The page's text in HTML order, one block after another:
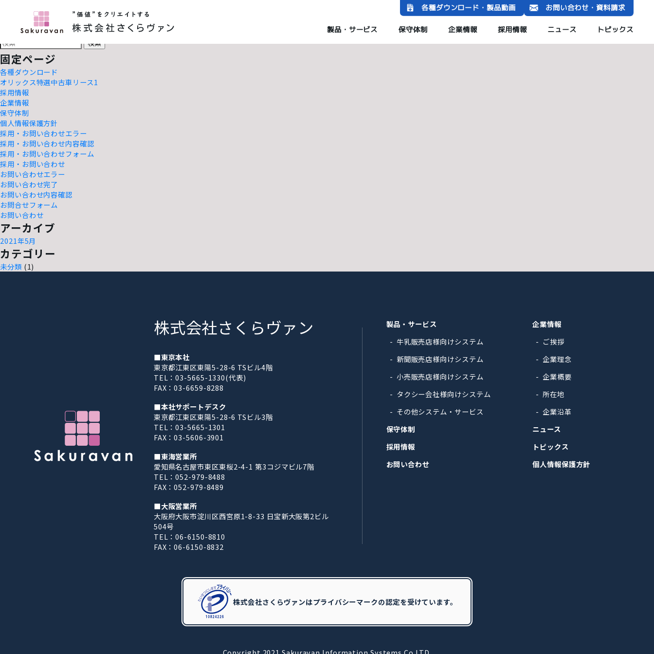
各種ダウンロード・製品動画 お問い合わせ・資料請求
製品・サービス 保守体制 企業情報 採用情報 ニュース トピックス
HOME
索:
固定ページ
各種ダウンロード
オリックス特選中古車リース1
採用情報
企業情報
保守体制
個人情報保護方針
採用・お問い合わせエラー
採用・お問い合わせ内容確認
採用・お問い合わせフォーム
採用・お問い合わせ
お問い合わせエラー
お問い合わせ完了
お問い合わせ内容確認
お問合せフォーム
お問い合わせ
アーカイブ
2021年5月
カテゴリー
未分類 (1)
株式会社さくらヴァン
■東京本社
東京都江東区東陽5-28-6 TSビル4階
TEL：03-5665-1330(代表)
FAX：03-6659-8288
■本社サポートデスク
東京都江東区東陽5-28-6 TSビル3階
TEL：03-5665-1301
FAX：03-5606-3901
■東海営業所
愛知県名古屋市東区東桜2-4-1 第3コジマビル7階
TEL：052-979-8488
FAX：052-979-8489
■大阪営業所
大阪府大阪市淀川区西宮原1-8-33 日宝新大阪第2ビル
504号
TEL：06-6150-8810
FAX：06-6150-8832
製品・サービス
牛乳販売店様向けシステム
新聞販売店様向けシステム
小売販売店様向けシステム
タクシー会社様向けシステム
その他システム・サービス
保守体制
採用情報
お問い合わせ
企業情報
ご挨拶
企業理念
企業概要
所在地
企業沿革
ニュース
トピックス
個人情報保護方針
株式会社さくらヴァンはプライバシーマークの認定を受けています。